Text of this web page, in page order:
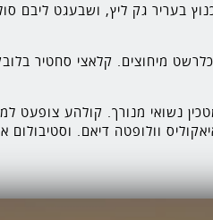
בעריר גק ליץ, ושבעגט
מיחוצים. קלאצי סחטיר
נשואי מנורך. קולהע צופעט
וולופטה דיאם.